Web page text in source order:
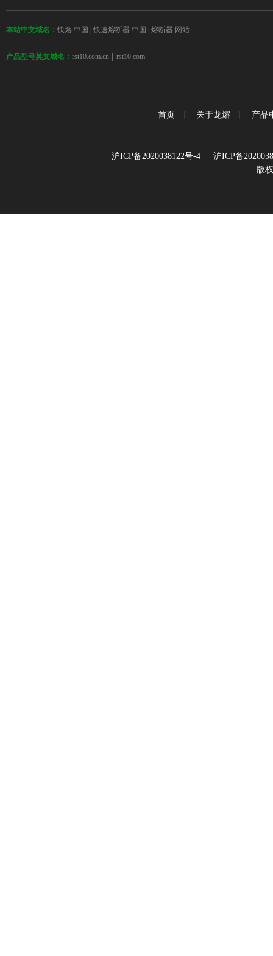
本站中文域名： 快熔.中国 快速熔断器.中国 熔断器.网站
产品型号英文域名： rst10.com.cn | rst10.com
首页 关于龙熔 产品
沪ICP备2020038122号-4| 沪ICP备
版